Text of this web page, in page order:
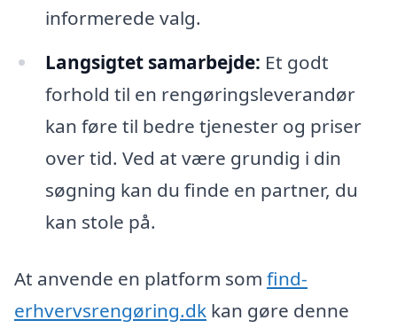
informerede valg.
Langsigtet samarbejde: Et godt
forhold til en rengøringsleverandør
kan føre til bedre tjenester og priser
over tid. Ved at være grundig i din
søgning kan du finde en partner, du
kan stole på.
At anvende en platform som find-
erhvervsrengøring.dk kan gøre denne